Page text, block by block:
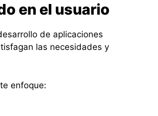
en el usuario
de aplicaciones
las necesidades y
enfoque: